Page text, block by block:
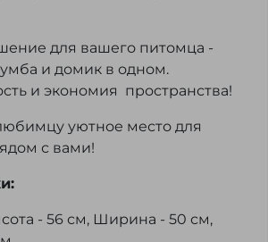
для вашего питомца -
и домик в одном.
и экономия пространства!
уютное место для
с вами!
- 56 см, Ширина - 50 см,